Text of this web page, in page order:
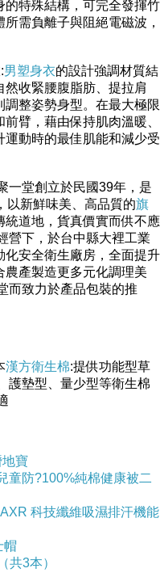
特殊結構，可完全發揮竹
需負離子與阻絕電磁波，
男塑身衣的設計強調材質結
收緊腰腹脂肪、提拉肩
整姿勢身型。在最大極限
臂，藉由保持肌肉溫暖、
動時的最佳肌能和減少受
一堂創立於民國39年，是
以新鮮味美、高品質的旗
道地，貨真價實而供不應
營下，於台中縣大裡工業
化安全衛生廠房，全面提升
農產製造更多元化調理美
而致力於產品包裝的推
漢方衛生棉:提供功能型草
護墊型、量少型等衛生棉
寶
童防?100%純棉健康被二
科技纖維吸濕排汗機能
帽
共3本）